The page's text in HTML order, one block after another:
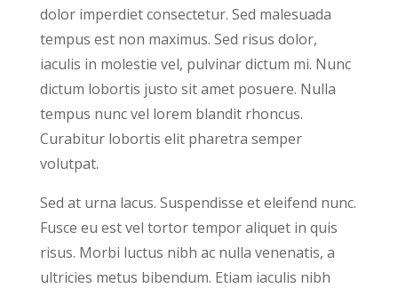
dolor imperdiet consectetur. Sed malesuada
tempus est non maximus. Sed risus dolor,
iaculis in molestie vel, pulvinar dictum mi. Nunc
dictum lobortis justo sit amet posuere. Nulla
tempus nunc vel lorem blandit rhoncus.
Curabitur lobortis elit pharetra semper
volutpat.
Sed at urna lacus. Suspendisse et eleifend nunc.
Fusce eu est vel tortor tempor aliquet in quis
risus. Morbi luctus nibh ac nulla venenatis, a
ultricies metus bibendum. Etiam iaculis nibh